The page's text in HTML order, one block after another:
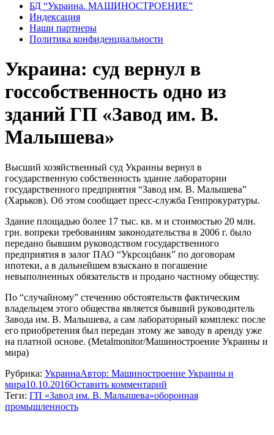
БД “Украина. МАШИНОСТРОЕНИЕ”
Индекcация
Наши партнеры
Политика конфиденциальности
Украина: суд вернул в
госсобственность одно из
зданий ГП «Завод им. В.
Малышева»
Высший хозяйственный суд Украины вернул в
государственную собственность здание лаборатории
государственного предприятия “Завод им. В. Малышева”
(Харьков). Об этом сообщает пресс-служба Генпрокуратуры.
Здание площадью более 17 тыс. кв. м и стоимостью 20 млн.
грн. вопреки требованиям законодательства в 2006 г. было
передано бывшим руководством государственного
предприятия в залог ПАО “Укрсоцбанк” по договорам
ипотеки, а в дальнейшем взыскано в погашение
невыполненных обязательств и продано частному обществу.
По “случайному” стечению обстоятельств фактическим
владельцем этого общества является бывший руководитель
Завода им. В. Малышева, а сам лабораторный комплекс после
его приобретения был передан этому же заводу в аренду уже
на платной основе. (Metalmonitor/Машиностроение Украины и
мира)
Рубрика: УкраинаАвтор: Машиностроение Украины и
мира10.10.2016Оставить комментарий
Теги: ГП «Завод им. В. Малышева»оборонная
промышленность